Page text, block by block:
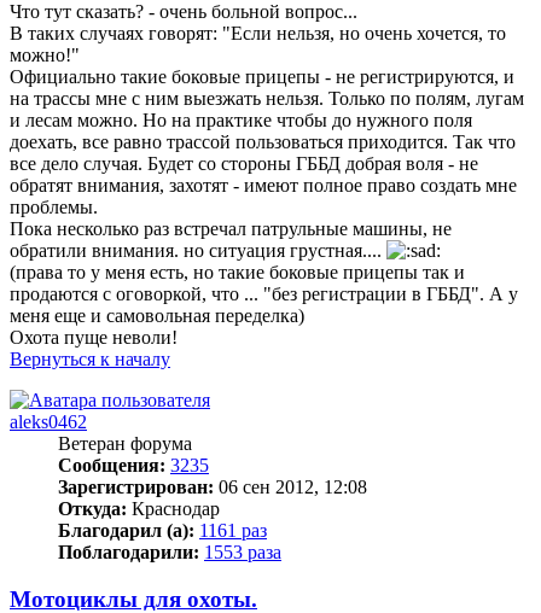
Что тут сказать? - очень больной вопрос...
В таких случаях говорят: "Если нельзя, но очень хочется, то
можно!"
Официально такие боковые прицепы - не регистрируются, и
на трассы мне с ним выезжать нельзя. Только по полям, лугам
и лесам можно. Но на практике чтобы до нужного поля
доехать, все равно трассой пользоваться приходится. Так что
все дело случая. Будет со стороны ГББД добрая воля - не
обратят внимания, захотят - имеют полное право создать мне
проблемы.
Пока несколько раз встречал патрульные машины, не
обратили внимания. но ситуация грустная....
(права то у меня есть, но такие боковые прицепы так и
продаются с оговоркой, что ... "без регистрации в ГББД". А у
меня еще и самовольная переделка)
Охота пуще неволи!
Вернуться к началу
aleks0462
Ветеран форума
Сообщения: 3235
Зарегистрирован: 06 сен 2012, 12:08
Откуда: Краснодар
Благодарил (а): 1161 раз
Поблагодарили: 1553 раза
Мотоциклы для охоты.